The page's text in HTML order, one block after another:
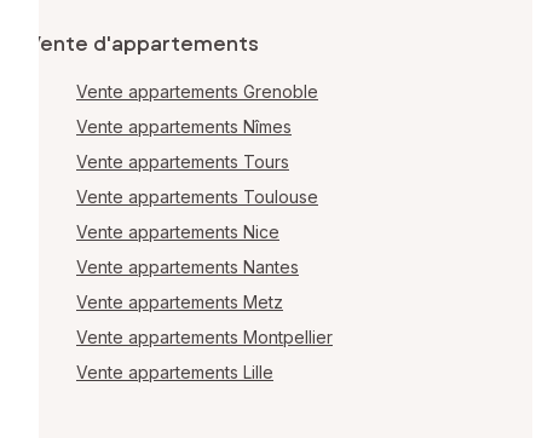
Vente d'appartements
Vente appartements Grenoble
Vente appartements Nîmes
Vente appartements Tours
Vente appartements Toulouse
Vente appartements Nice
Vente appartements Nantes
Vente appartements Metz
Vente appartements Montpellier
Vente appartements Lille